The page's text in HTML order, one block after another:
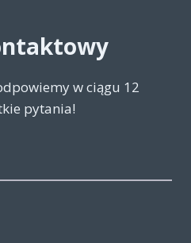
w ciągu 12
pytania!